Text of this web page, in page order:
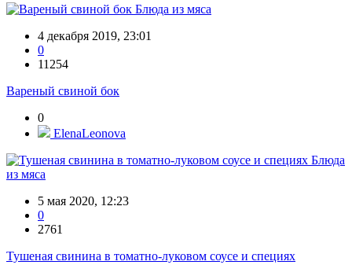
Блюда из мяса
4 декабря 2019, 23:01
0
11254
Вареный свиной бок
0
ElenaLeonova
Блюда
из мяса
5 мая 2020, 12:23
0
2761
Тушеная свинина в томатно-луковом соусе и специях